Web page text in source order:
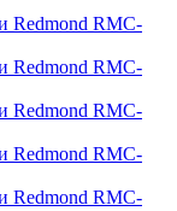
Redmond RMC-
Redmond RMC-
Redmond RMC-
Redmond RMC-
Redmond RMC-